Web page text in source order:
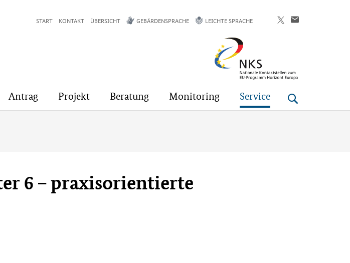
START KONTAKT ÜBERSICHT GEBÄRDENSPRACHE LEICHTE SPRACHE
Horizont
Europa
Antrag Projekt Beratung Monitoring Service
6 – praxisorientierte